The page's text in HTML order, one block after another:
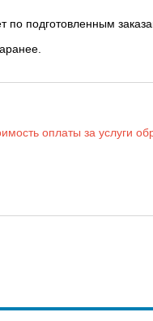
по подготовленным
оплаты за услуги